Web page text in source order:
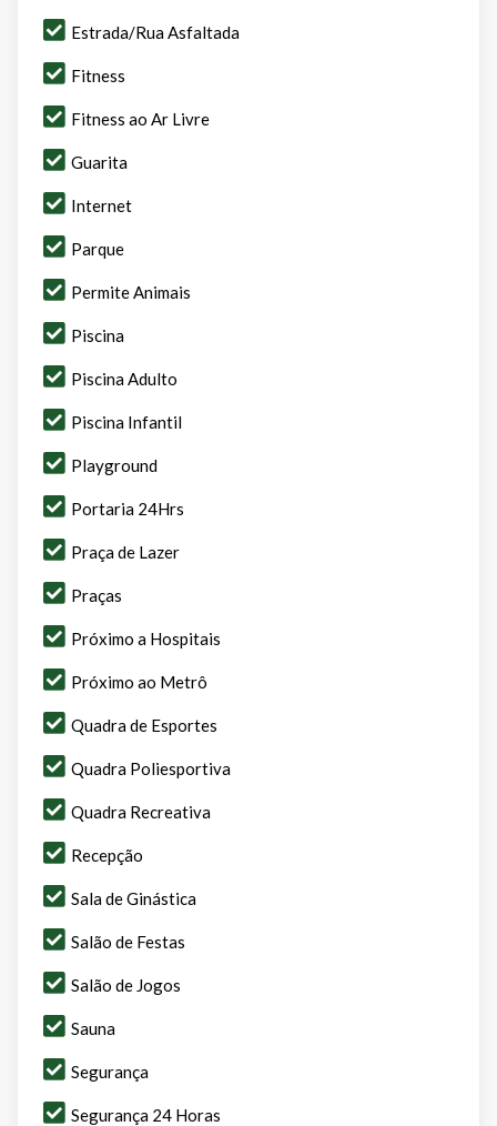
Estrada/Rua Asfaltada
Fitness
Fitness ao Ar Livre
Guarita
Internet
Parque
Permite Animais
Piscina
Piscina Adulto
Piscina Infantil
Playground
Portaria 24Hrs
Praça de Lazer
Praças
Próximo a Hospitais
Próximo ao Metrô
Quadra de Esportes
Quadra Poliesportiva
Quadra Recreativa
Recepção
Sala de Ginástica
Salão de Festas
Salão de Jogos
Sauna
Segurança
Segurança 24 Horas